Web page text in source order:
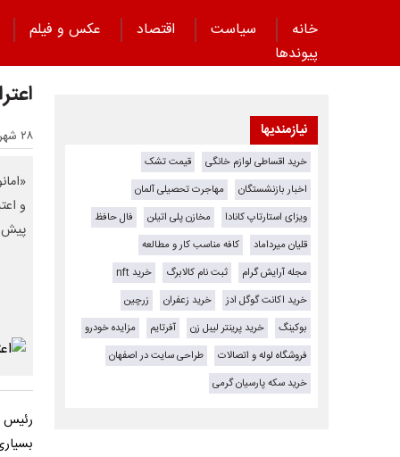
خانه سیاست اقتصاد عکس و فیلم
پیوند‌ها
۲۸ شهریور ۱۴۰۴ - ۱۲:۳۸
و
پیش
رئیس
نیازمندیها
خرید اقساطی لوازم خانگی
قیمت تشک
اخبار بازنشستگان
مهاجرت تحصیلی آلمان
ویزای استارتاپ کانادا
مخازن پلی اتیلن
فال حافظ
قلیان میرداماد
کافه مناسب کار و مطالعه
مجله آرایش گرام
ثبت نام کالابرگ
خرید nft
خرید اکانت گوگل ادز
خرید زعفران
زرچین
بوکینگ
خرید پرینتر لیبل زن آفرتایم
مزایده خودرو
فروشگاه لوله و اتصالات
طراحی سایت در اصفهان
خرید سکه پارسیان گرمی